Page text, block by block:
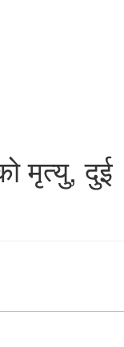
मृत्यु, दुई